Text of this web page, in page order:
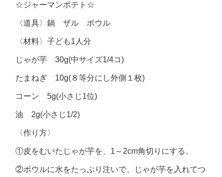
☆ジャーマンポテト☆
〈道具〉鍋 ザル ボウル
〈材料〉子ども1人分
じゃが芋 30g(中サイズ1/4コ)
たまねぎ 10g(８等分にし外側１枚)
コーン 5g(小さじ1位)
油 2g(小さじ1/2)
〈作り方〉
①皮をむいたじゃが芋を、1～2cm角切りにする。
②ボウルに水をたっぷり注いで、じゃが芋を入れてつ